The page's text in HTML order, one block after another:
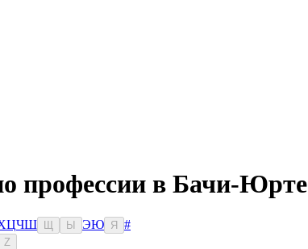
профессии в Бачи-Юрте
ЦЧШ Ы ЭЮ Я
#
Z